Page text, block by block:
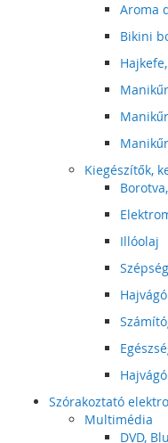
Aroma
Bikini
Kiegészítők,
Illóolaj
Szórakoztató
Multimédia
DVD,